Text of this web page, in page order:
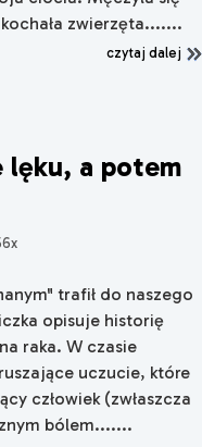
zwierzęta.......
czytaj dalej
lęku, a potem
trafił do naszego
opisuje historię
raka. W czasie
uczucie, które
człowiek (zwłaszcza
bólem.......